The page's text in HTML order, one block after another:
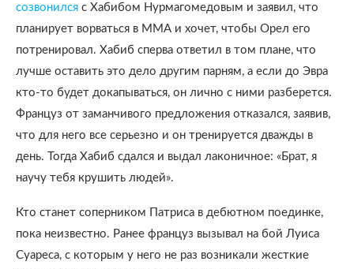
созвонился с Хабибом Нурмагомедовым и заявил, что
планирует ворваться в ММА и хочет, чтобы Орел его
потренировал. Хабиб сперва ответил в том плане, что
лучше оставить это дело другим парням, а если до Эвра
кто-то будет докапываться, он лично с ними разберется.
Француз от заманчивого предложения отказался, заявив,
что для него все серьезно и он тренируется дважды в
день. Тогда Хабиб сдался и выдал лаконичное: «Брат, я
научу тебя крушить людей».
Кто станет соперником Патриса в дебютном поединке,
пока неизвестно. Ранее француз вызывал на бой Луиса
Суареса, с которым у него не раз возникали жесткие